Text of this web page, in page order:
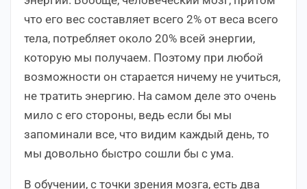
что его вес составляет всего 2% от веса всего
тела, потребляет около 20% всей энергии,
которую мы получаем. Поэтому при любой
возможности он старается ничему не учиться,
не тратить энергию. На самом деле это очень
мило с его стороны, ведь если бы мы
запоминали все, что видим каждый день, то
мы довольно быстро сошли бы с ума.
В обучении, с точки зрения мозга, есть два